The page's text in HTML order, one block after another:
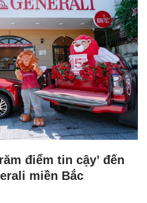
điểm tin cậy’ đến
miền Bắc